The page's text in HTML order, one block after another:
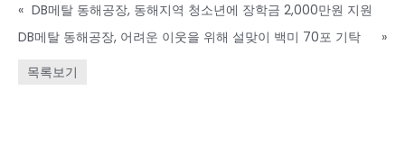
« DB메탈 동해공장, 동해지역 청소년에 장학금 2,000만원 지원
DB메탈 동해공장, 어려운 이웃을 위해 설맞이 백미 70포 기탁
»
목록보기